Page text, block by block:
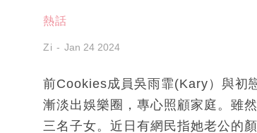
熱話
Zi Jan 24 2024
前Cookies成員吳雨霏(Kary）與初
漸淡出娛樂圈，專心照顧家庭。雖
三名子女。近日有網民指她老公的